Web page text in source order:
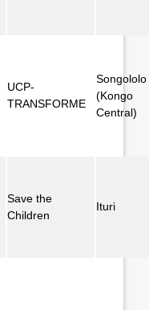
UCP-
TRANSFORME
Songololo
(Kongo
Central)
Save the
Children
Ituri